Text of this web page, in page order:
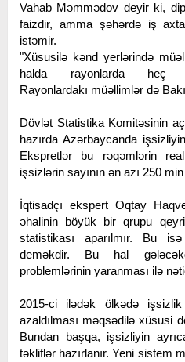
Vahab Məmmədov deyir ki,
faizdir, amma şəhərdə iş
istəmir.
"Xüsusilə kənd yerlərində
halda rayonlarda heç
Rayonlardakı müəllimlər də
Dövlət Statistika Komitəsinin
hazırda Azərbaycanda
Ekspretlər bu rəqəmlərin
işsizlərin sayının ən azı 250
İqtisadçı ekspert Oqtay
əhalinin böyük bir qrupu
statistikası aparılmır. Bu
deməkdir. Bu hal
problemlərinin yaranması ilə
2015-ci ilədək ölkədə
azaldılması məqsədilə xüsusi
Bundan başqa, işsizliyin
təkliflər hazırlanır. Yeni sistem